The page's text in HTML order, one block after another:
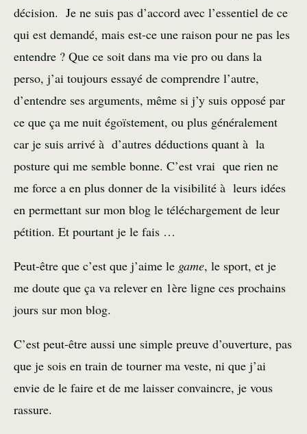
décision. Je ne suis pas d’accord avec l’essentiel de ce
qui est demandé, mais est-ce une raison pour ne pas les
entendre ? Que ce soit dans ma vie pro ou dans la
perso, j’ai toujours essayé de comprendre l’autre,
d’entendre ses arguments, même si j’y suis opposé par
ce que ça me nuit égoïstement, ou plus généralement
car je suis arrivé à d’autres déductions quant à la
posture qui me semble bonne. C’est vrai que rien ne
me force a en plus donner de la visibilité à leurs idées
en permettant sur mon blog le téléchargement de leur
pétition. Et pourtant je le fais …
Peut-être que c’est que j’aime le game, le sport, et je
me doute que ça va relever en 1ère ligne ces prochains
jours sur mon blog.
C’est peut-être aussi une simple preuve d’ouverture, pas
que je sois en train de tourner ma veste, ni que j’ai
envie de le faire et de me laisser convaincre, je vous
rassure.